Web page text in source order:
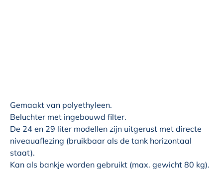
Gemaakt van polyethyleen.
Beluchter met ingebouwd filter.
De 24 en 29 liter modellen zijn uitgerust met directe
niveauaflezing (bruikbaar als de tank horizontaal
staat).
Kan als bankje worden gebruikt (max. gewicht 80 kg).